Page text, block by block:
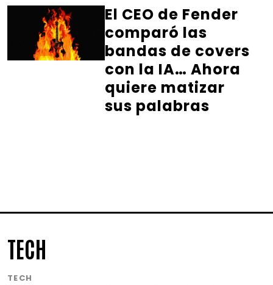
El CEO de Fender
comparó las
bandas de covers
con la IA… Ahora
quiere matizar
sus palabras
TECH
TECH